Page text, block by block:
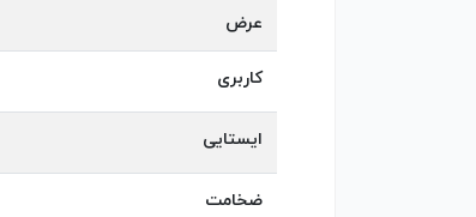
عرض
کاربری
ایستایی
ضخامت